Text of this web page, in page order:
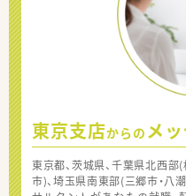
東京支店からの メ
東京都、茨城県、千葉県北西部(
市)、埼玉県南東部(三郷市・八